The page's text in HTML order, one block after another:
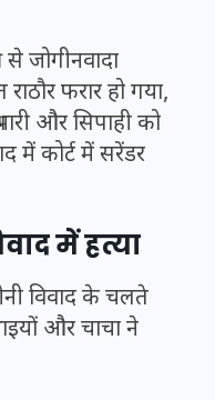
जोगीनवादा
फरार हो गया,
और सिपाही को
में कोर्ट में सरेंडर
में हत्या
विवाद के चलते
और चाचा ने